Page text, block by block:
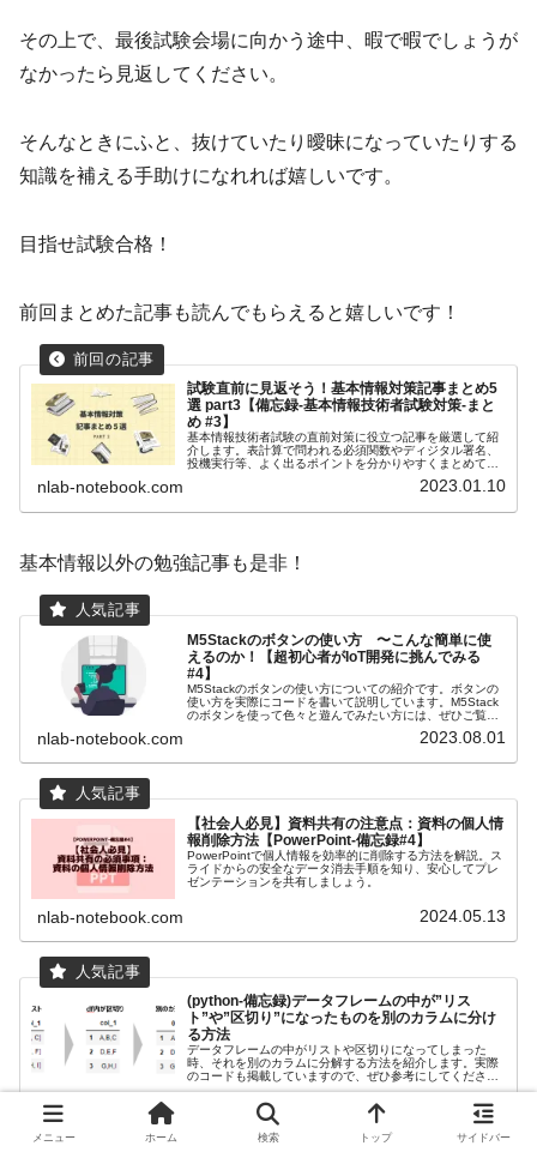
その上で、最後試験会場に向かう途中、暇で暇でしょうが
なかったら見返してください。
そんなときにふと、抜けていたり曖昧になっていたりする
知識を補える手助けになれれば嬉しいです。
目指せ試験合格！
前回まとめた記事も読んでもらえると嬉しいです！
試験直前に見返そう！基本情報対策記事まとめ5
選 part3【備忘録-基本情報技術者試験対策-まと
め #3】
基本情報技術者試験の直前対策に役立つ記事を厳選して紹
介します。表計算で問われる必須関数やディジタル署名、
投機実行等、よく出るポイントを分かりやすくまとめてい
nlab-notebook.com 2023.01.10
基本情報以外の勉強記事も是非！
M5Stackのボタンの使い方 〜こんな簡単に使
えるのか！【超初心者がIoT開発に挑んでみる
#4】
M5Stackのボタンの使い方についての紹介です。ボタンの
使い方を実際にコードを書いて説明しています。M5Stack
のボタンを使って色々と遊んでみたい方には、ぜひご覧く
nlab-notebook.com 2023.08.01
【社会人必見】資料共有の注意点：資料の個人情
報削除方法【PowerPoint-備忘録#4】
PowerPointで個人情報を効率的に削除する方法を解説。ス
ライドからの安全なデータ消去手順を知り、安心してプレ
ゼンテーションを共有しましょう。
nlab-notebook.com 2024.05.13
(python-備忘録)データフレームの中が”リス
ト”や”区切り”になったものを別のカラムに分け
る方法
データフレームの中がリストや区切りになってしまった
時、それを別のカラムに分解する方法を紹介します。実際
のコードも掲載していますので、ぜひ参考にしてくださ
い。
nlab-notebook.com 2023.10.20
メニュー ホーム 検索 トップ サイドバー